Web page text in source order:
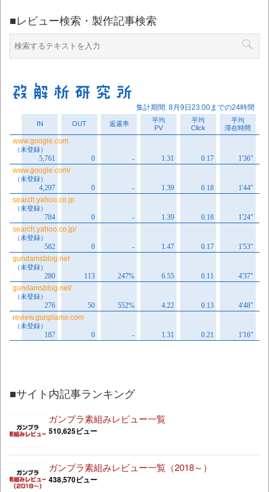
■レビュー検索・製作記事検索
■サイト内記事ランキング
ガンプラ素組みレビュー一覧
510,625ビュー
ガンプラ素組みレビュー一覧（2018～）
438,570ビュー